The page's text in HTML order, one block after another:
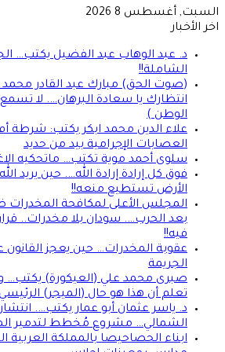
السبت, أغسطس 8 2026
اخر الأخبار
د. عبد الوهاب عبد الفضيل يكتب…
الشاملة!!
(صوت الحق) مبارك عبد القادر محمد
انتظارك يا سعادة البرهان…. لا
الوطن )
علاء الدين محمد ابكر يكتب: شرطة
العصابات الإجرامية بيد من حديد
سلوى أحمد موية تكتب… ماتحكيه
فوق كل إرادة إرادة الله…. حين يريد
الأرض تستطيع منعه!!
المجلس الأعلى لمكافحة المخدرات
بعد الحرب…. سودان بلا مخدرات..
فيه!!
عقوبة المخدرات… حين يعجز
الجريمة
صبرى محمد علي (العيكورة) يكتب…
تعلم أن هذا هو حال (الميجر)
د. ياسر عثمان أبو عمار يكتب….
الشمالي… مشروع مُخطط لتدمير